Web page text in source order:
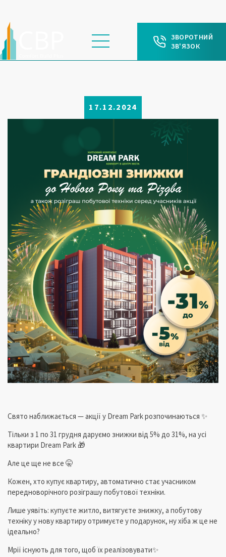
ЗВОРОТНИЙ
ЗВ'ЯЗОК
17.12.2024
Свято наближається — акції у Dream Park розпочинаються ✨
Тільки з 1 по 31 грудня даруємо знижки від 5% до 31%, на усі
квартири Dream Park 🎁
Але це ще не все 🤫
Кожен, хто купує квартиру, автоматично стає учасником
передноворічного розіграшу побутової техніки.
Лише уявіть: купуєте житло, витягуєте знижку, а побутову
техніку у нову квартиру отримуєте у подарунок, ну хіба ж це не
ідеально?
Мрії існують для того, щоб їх реалізовувати✨